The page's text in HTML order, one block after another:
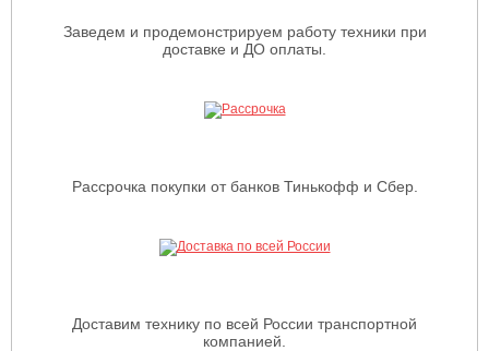
Заведем и продемонстрируем работу техники при
доставке и ДО оплаты.
Рассрочка покупки от банков Тинькофф и Сбер.
Доставим технику по всей России транспортной
компанией.